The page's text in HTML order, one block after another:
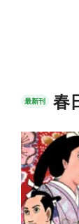
最新刊 春